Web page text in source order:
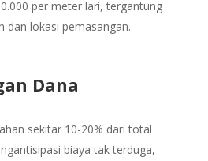
per meter lari, tergantung
dan lokasi pemasangan.
Dana
sekitar 10-20% dari total
biaya tak terduga,